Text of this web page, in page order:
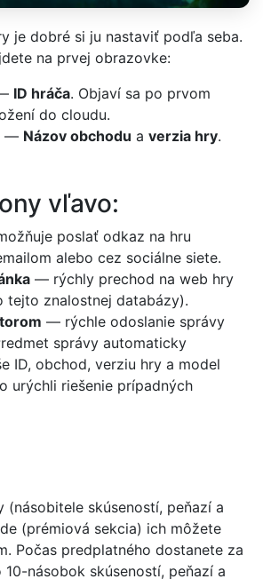
je dobré si ju nastaviť podľa seba.
na prvej obrazovke:
ID hráča. Objaví sa po prvom
do cloudu.
— Názov obchodu a verzia hry.
vľavo:
poslať odkaz na hru
alebo cez sociálne siete.
— rýchly prechod na web hry
tejto znalostnej databázy).
— rýchle odoslanie správy
správy automaticky
ID, obchod, verziu hry a model
urýchli riešenie prípadných
(násobitele skúseností, peňazí a
(prémiová sekcia) ich môžete
Počas predplatného dostanete za
násobok skúseností, peňazí a